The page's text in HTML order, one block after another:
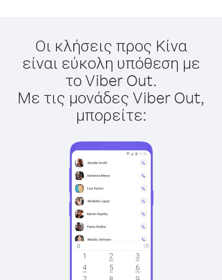
Οι κλήσεις προς Κίνα
είναι εύκολη υπόθεση με
το Viber Out.
Με τις μονάδες Viber Out,
μπορείτε: